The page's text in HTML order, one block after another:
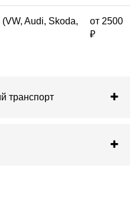
Audi, Skoda,
от 2500
₽
транспорт